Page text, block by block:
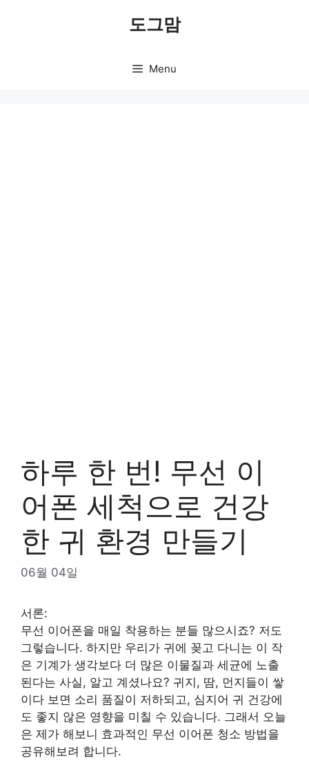
도그맘
Menu
하루 한 번! 무선 이
어폰 세척으로 건강
한 귀 환경 만들기
06월 04일
서론:
무선 이어폰을 매일 착용하는 분들 많으시죠? 저도
그렇습니다. 하지만 우리가 귀에 꽂고 다니는 이 작
은 기계가 생각보다 더 많은 이물질과 세균에 노출
된다는 사실, 알고 계셨나요? 귀지, 땀, 먼지들이 쌓
이다 보면 소리 품질이 저하되고, 심지어 귀 건강에
도 좋지 않은 영향을 미칠 수 있습니다. 그래서 오늘
은 제가 해보니 효과적인 무선 이어폰 청소 방법을
공유해보려 합니다.